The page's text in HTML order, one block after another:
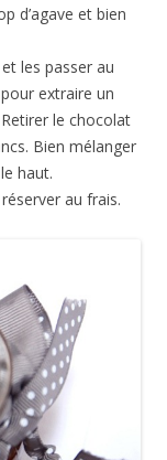
d’agave et bien
les passer au
extraire un
le chocolat
Bien mélanger
haut.
au frais.